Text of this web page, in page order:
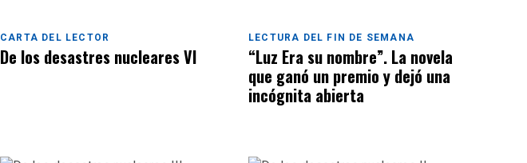
CARTA DEL LECTOR
De los desastres nucleares VI
LECTURA DEL FIN DE SEMANA
“Luz Era su nombre”. La novela
que ganó un premio y dejó una
incógnita abierta